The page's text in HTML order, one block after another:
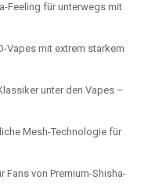
Feeling für unterwegs mit
Vapes mit extrem starkem
unter den Vapes –
Mesh-Technologie für
Fans von Premium-Shisha-